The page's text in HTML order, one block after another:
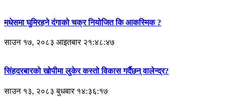
मधेसमा घुमिरहने दंगाको चक्र नियोजित कि आकस्मिक ?
साउन १७, २०८३ आइतबार २१:४८:४७
सिंहदरबारको खोपीमा लुकेर कस्तो विकास गर्दैछन् वालेन्द्र?
साउन १३, २०८३ बुधबार १४:३६:१७